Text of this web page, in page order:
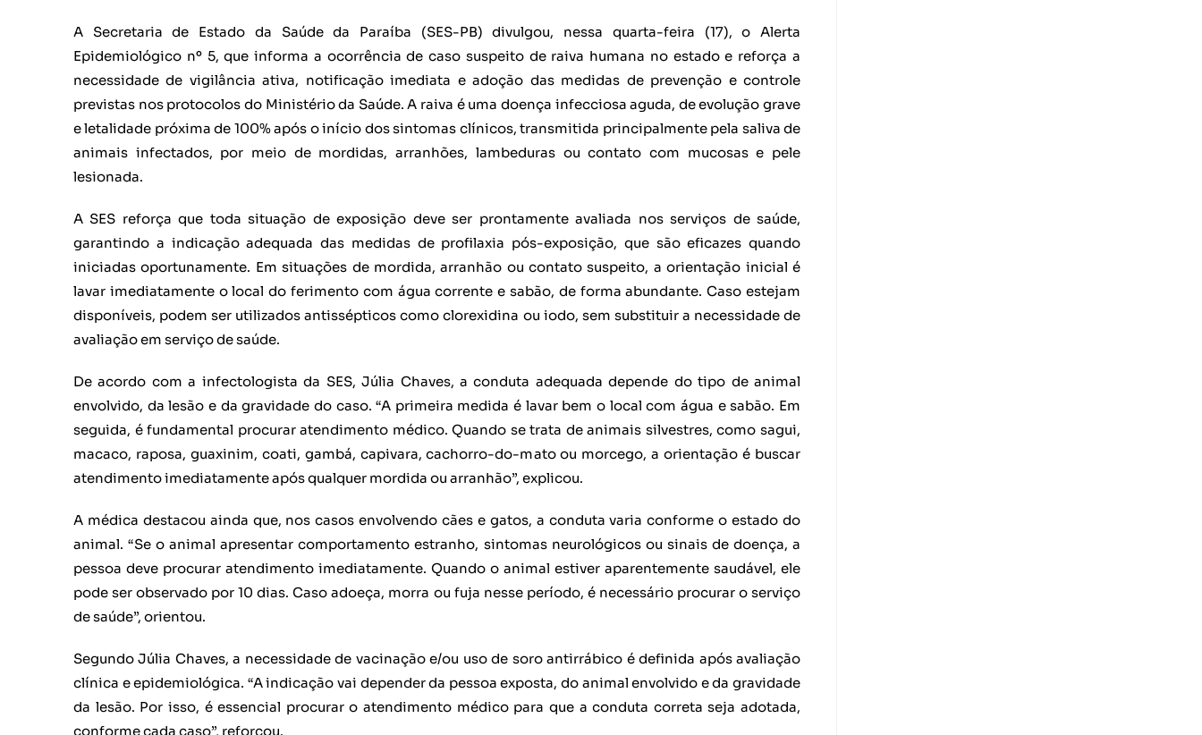
A Secretaria de Estado da Saúde da Paraíba (SES-PB) divulgou, nessa quarta-feira (17), o Alerta
Epidemiológico nº 5, que informa a ocorrência de caso suspeito de raiva humana no estado e reforça a
necessidade de vigilância ativa, notificação imediata e adoção das medidas de prevenção e controle
previstas nos protocolos do Ministério da Saúde. A raiva é uma doença infecciosa aguda, de evolução grave
e letalidade próxima de 100% após o início dos sintomas clínicos, transmitida principalmente pela saliva de
animais infectados, por meio de mordidas, arranhões, lambeduras ou contato com mucosas e pele
lesionada.
A SES reforça que toda situação de exposição deve ser prontamente avaliada nos serviços de saúde,
garantindo a indicação adequada das medidas de profilaxia pós-exposição, que são eficazes quando
iniciadas oportunamente. Em situações de mordida, arranhão ou contato suspeito, a orientação inicial é
lavar imediatamente o local do ferimento com água corrente e sabão, de forma abundante. Caso estejam
disponíveis, podem ser utilizados antissépticos como clorexidina ou iodo, sem substituir a necessidade de
avaliação em serviço de saúde.
De acordo com a infectologista da SES, Júlia Chaves, a conduta adequada depende do tipo de animal
envolvido, da lesão e da gravidade do caso. “A primeira medida é lavar bem o local com água e sabão. Em
seguida, é fundamental procurar atendimento médico. Quando se trata de animais silvestres, como sagui,
macaco, raposa, guaxinim, coati, gambá, capivara, cachorro-do-mato ou morcego, a orientação é buscar
atendimento imediatamente após qualquer mordida ou arranhão”, explicou.
A médica destacou ainda que, nos casos envolvendo cães e gatos, a conduta varia conforme o estado do
animal. “Se o animal apresentar comportamento estranho, sintomas neurológicos ou sinais de doença, a
pessoa deve procurar atendimento imediatamente. Quando o animal estiver aparentemente saudável, ele
pode ser observado por 10 dias. Caso adoeça, morra ou fuja nesse período, é necessário procurar o serviço
de saúde”, orientou.
Segundo Júlia Chaves, a necessidade de vacinação e/ou uso de soro antirrábico é definida após avaliação
clínica e epidemiológica. “A indicação vai depender da pessoa exposta, do animal envolvido e da gravidade
da lesão. Por isso, é essencial procurar o atendimento médico para que a conduta correta seja adotada,
conforme cada caso”, reforçou.